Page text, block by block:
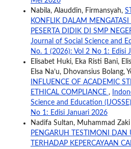
Nabila, Alauddin, Firmansyah,
KONFLIK DALAM MENGATASI
PESERTA DIDIK DI SMP
Journal of Social Science and
No. 1 (2026): Vol 2 No 1: Edisi
Elisabet Huki, Eka Risti Bani,
Elsa Na’u, Dhovansius Bolang,
INFLUENCE OF ACADEMIC
ETHICAL COMPLIANCE ,
Science and Education
No 1: Edisi Januari 2026
Nadifa Sultan, Muhammad
PENGARUH TESTIMONI DAN
TERHADAP KEPERCAYAAN